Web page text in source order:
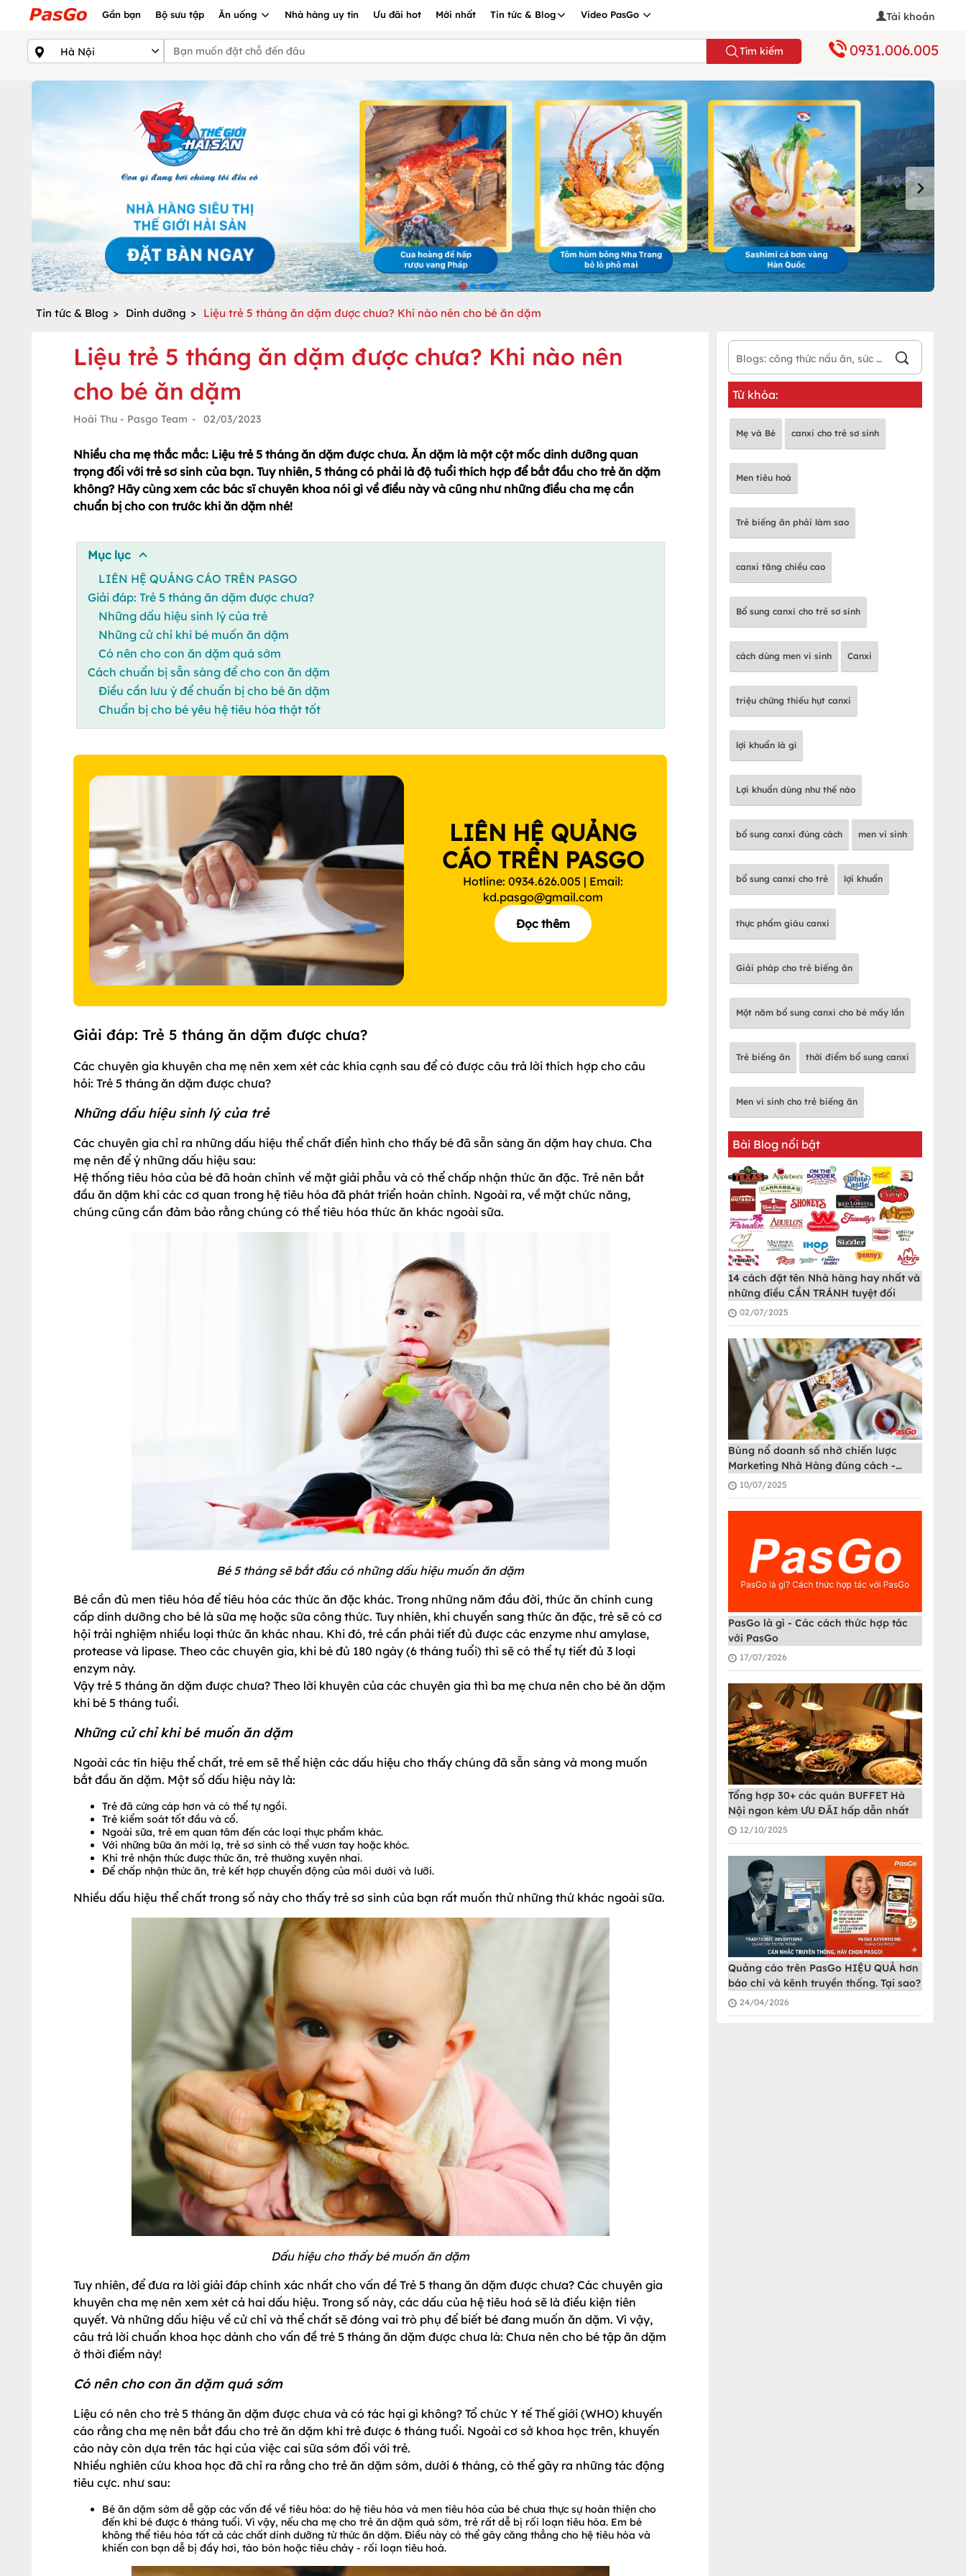
Gần bạn Bộ sưu tập Ăn uống Nhà hàng uy tín Ưu đãi hot Mới nhất Tin tức & Blog Video PasGo Tài khoản
Tìm kiếm 0931.006.005
Tin tức & Blog > Dinh dưỡng > Liệu trẻ 5 tháng ăn dặm được chưa? Khi nào nên cho bé ăn dặm
Liệu trẻ 5 tháng ăn dặm được chưa? Khi nào nên
cho bé ăn dặm
Hoài Thu - Pasgo Team - 02/03/2023
Nhiều cha mẹ thắc mắc: Liệu trẻ 5 tháng ăn dặm được chưa. Ăn dặm là một cột mốc dinh dưỡng quan
trọng đối với trẻ sơ sinh của bạn. Tuy nhiên, 5 tháng có phải là độ tuổi thích hợp để bắt đầu cho trẻ ăn dặm
không? Hãy cùng xem các bác sĩ chuyên khoa nói gì về điều này và cũng như những điều cha mẹ cần
chuẩn bị cho con trước khi ăn dặm nhé!
Mục lục
LIÊN HỆ QUẢNG CÁO TRÊN PASGO
Giải đáp: Trẻ 5 tháng ăn dặm được chưa?
Những dấu hiệu sinh lý của trẻ
Những cử chỉ khi bé muốn ăn dặm
Có nên cho con ăn dặm quá sớm
Cách chuẩn bị sẵn sàng để cho con ăn dặm
Điều cần lưu ý để chuẩn bị cho bé ăn dặm
Chuẩn bị cho bé yêu hệ tiêu hóa thật tốt
LIÊN HỆ QUẢNG
CÁO TRÊN PASGO
Hotline: 0934.626.005 | Email:
kd.pasgo@gmail.com
Đọc thêm
Giải đáp: Trẻ 5 tháng ăn dặm được chưa?
Các chuyên gia khuyên cha mẹ nên xem xét các khía cạnh sau để có được câu trả lời thích hợp cho câu
hỏi: Trẻ 5 tháng ăn dặm được chưa?
Những dấu hiệu sinh lý của trẻ
Các chuyên gia chỉ ra những dấu hiệu thể chất điển hình cho thấy bé đã sẵn sàng ăn dặm hay chưa. Cha
mẹ nên để ý những dấu hiệu sau:
Hệ thống tiêu hóa của bé đã hoàn chỉnh về mặt giải phẫu và có thể chấp nhận thức ăn đặc. Trẻ nên bắt
đầu ăn dặm khi các cơ quan trong hệ tiêu hóa đã phát triển hoàn chỉnh. Ngoài ra, về mặt chức năng,
chúng cũng cần đảm bảo rằng chúng có thể tiêu hóa thức ăn khác ngoài sữa.
Bé 5 tháng sẽ bắt đầu có những dấu hiệu muốn ăn dặm
Bé cần đủ men tiêu hóa để tiêu hóa các thức ăn đặc khác. Trong những năm đầu đời, thức ăn chính cung
cấp dinh dưỡng cho bé là sữa mẹ hoặc sữa công thức. Tuy nhiên, khi chuyển sang thức ăn đặc, trẻ sẽ có cơ
hội trải nghiệm nhiều loại thức ăn khác nhau. Khi đó, trẻ cần phải tiết đủ được các enzyme như amylase,
protease và lipase. Theo các chuyên gia, khi bé đủ 180 ngày (6 tháng tuổi) thì sẽ có thể tự tiết đủ 3 loại
enzym này.
Vậy trẻ 5 tháng ăn dặm được chưa? Theo lời khuyên của các chuyên gia thì ba mẹ chưa nên cho bé ăn dặm
khi bé 5 tháng tuổi.
Những cử chỉ khi bé muốn ăn dặm
Ngoài các tín hiệu thể chất, trẻ em sẽ thể hiện các dấu hiệu cho thấy chúng đã sẵn sàng và mong muốn
bắt đầu ăn dặm. Một số dấu hiệu này là:
Trẻ đã cứng cáp hơn và có thể tự ngồi.
Trẻ kiểm soát tốt đầu và cổ.
Ngoài sữa, trẻ em quan tâm đến các loại thực phẩm khác.
Với những bữa ăn mới lạ, trẻ sơ sinh có thể vươn tay hoặc khóc.
Khi trẻ nhận thức được thức ăn, trẻ thường xuyên nhai.
Để chấp nhận thức ăn, trẻ kết hợp chuyển động của môi dưới và lưỡi.
Nhiều dấu hiệu thể chất trong số này cho thấy trẻ sơ sinh của bạn rất muốn thử những thứ khác ngoài sữa.
Dấu hiệu cho thấy bé muốn ăn dặm
Tuy nhiên, để đưa ra lời giải đáp chính xác nhất cho vấn đề Trẻ 5 thang ăn dặm được chưa? Các chuyên gia
khuyên cha mẹ nên xem xét cả hai dấu hiệu. Trong số này, các dấu của hệ tiêu hoá sẽ là điều kiện tiên
quyết. Và những dấu hiệu về cử chỉ và thể chất sẽ đóng vai trò phụ để biết bé đang muốn ăn dặm. Vì vậy,
câu trả lời chuẩn khoa học dành cho vấn đề trẻ 5 tháng ăn dặm được chưa là: Chưa nên cho bé tập ăn dặm
ở thời điểm này!
Có nên cho con ăn dặm quá sớm
Liệu có nên cho trẻ 5 tháng ăn dặm được chưa và có tác hại gì không? Tổ chức Y tế Thế giới (WHO) khuyến
cáo rằng cha mẹ nên bắt đầu cho trẻ ăn dặm khi trẻ được 6 tháng tuổi. Ngoài cơ sở khoa học trên, khuyến
cáo này còn dựa trên tác hại của việc cai sữa sớm đối với trẻ.
Nhiều nghiên cứu khoa học đã chỉ ra rằng cho trẻ ăn dặm sớm, dưới 6 tháng, có thể gây ra những tác động
tiêu cực. như sau:
Bé ăn dặm sớm dễ gặp các vấn đề về tiêu hóa: do hệ tiêu hóa và men tiêu hóa của bé chưa thực sự hoàn thiện cho
đến khi bé được 6 tháng tuổi. Vì vậy, nếu cha mẹ cho trẻ ăn dặm quá sớm, trẻ rất dễ bị rối loạn tiêu hóa. Em bé
không thể tiêu hóa tất cả các chất dinh dưỡng từ thức ăn dặm. Điều này có thể gây căng thẳng cho hệ tiêu hóa và
khiến con bạn dễ bị đầy hơi, táo bón hoặc tiêu chảy - rối loạn tiêu hoá.
Từ khóa:
Mẹ và Bé canxi cho trẻ sơ sinh
Men tiêu hoá
Trẻ biếng ăn phải làm sao
canxi tăng chiều cao
Bổ sung canxi cho trẻ sơ sinh
cách dùng men vi sinh Canxi
triệu chứng thiếu hụt canxi
lợi khuẩn là gì
Lợi khuẩn dùng như thế nào
bổ sung canxi đúng cách men vi sinh
bổ sung canxi cho trẻ lợi khuẩn
thực phẩm giàu canxi
Giải pháp cho trẻ biếng ăn
Một năm bổ sung canxi cho bé mấy lần
Trẻ biếng ăn thời điểm bổ sung canxi
Men vi sinh cho trẻ biếng ăn
Bài Blog nổi bật
14 cách đặt tên Nhà hàng hay nhất và
những điều CẦN TRÁNH tuyệt đối
02/07/2025
Bùng nổ doanh số nhờ chiến lược
Marketing Nhà Hàng đúng cách -
PasGo
10/07/2025
PasGo là gì - Các cách thức hợp tác
với PasGo
17/07/2026
Tổng hợp 30+ các quán BUFFET Hà
Nội ngon kèm ƯU ĐÃI hấp dẫn nhất
12/10/2025
Quảng cáo trên PasGo HIỆU QUẢ hơn
báo chí và kênh truyền thống. Tại sao?
24/04/2026